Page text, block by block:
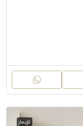
للإيجار